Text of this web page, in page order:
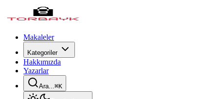
Makaleler
Kategoriler
Hakkımızda
Yazarlar
Ara...⌘K